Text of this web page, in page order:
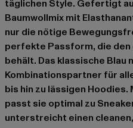
täglichen Style. Gefertigt
Baumwollmix mit
nur die nötige
perfekte Passform, die den
behält. Das klassische Blau
Kombinationspartner für
bis hin zu lässigen
passt sie optimal zu
unterstreicht einen